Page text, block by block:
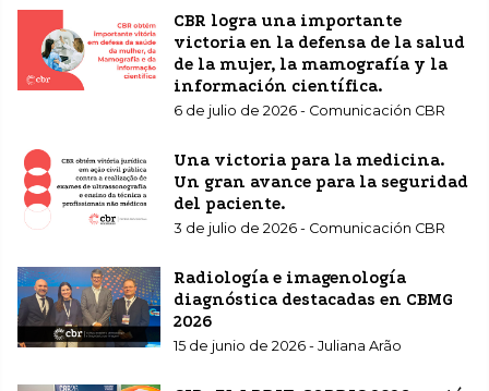
CBR logra una importante
victoria en la defensa de la salud
de la mujer, la mamografía y la
información científica.
6 de julio de 2026 - Comunicación CBR
Una victoria para la medicina.
Un gran avance para la seguridad
del paciente.
3 de julio de 2026 - Comunicación CBR
Radiología e imagenología
diagnóstica destacadas en CBMG
2026
15 de junio de 2026 - Juliana Arão